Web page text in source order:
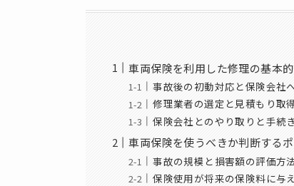
車両保険を利用した修理の基本
事故後の初動対応と保険会社
修理業者の選定と見積もり取
保険会社とのやり取りと手続
車両保険を使うべきか判断する
事故の規模と損害額の評価方
保険使用が将来の保険料に与